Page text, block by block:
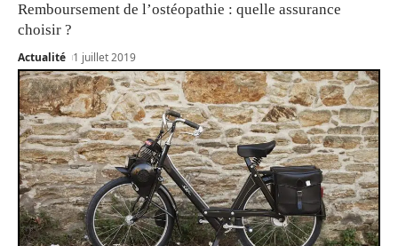
Remboursement de l’ostéopathie : quelle assurance
choisir ?
Actualité 1 juillet 2019